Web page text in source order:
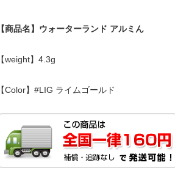
【商品名】ウォーターランド アルミん
【weight】4.3g
【Color】#LIG ライムゴールド